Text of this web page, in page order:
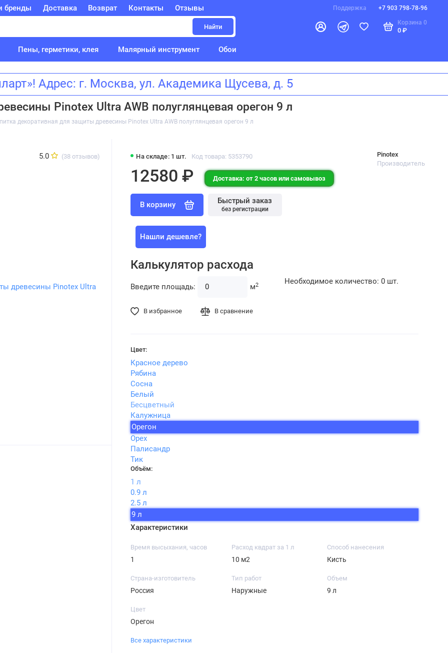
бренды Доставка Возврат Контакты Отзывы Поддержка +7 903 798-78-96
Найти
Корзина 0
0 ₽
Пены, герметики, клея Малярный инструмент Обои
Адрес: г. Москва, ул. Академика Щусева, д. 5
Pinotex Ultra AWB полуглянцевая орегон 9 л
декоративная для защиты древесины Pinotex Ultra AWB полуглянцевая орегон 9 л
5.0 (38 отзывов) На складе: 1 шт. Код товара: 5353790
Pinotex
Производитель
12580 ₽ Доставка: от 2 часов или самовывоз
В корзину Быстрый заказ
без регистрации
Нашли дешевле?
Калькулятор расхода
Введите площадь: м2 Необходимое количество: 0шт.
В избранное В сравнение
Цвет:
Красное дерево
Рябина
Сосна
Белый
Бесцветный
Калужница
Орегон
Орех
Палисандр
Тик
Объём:
1 л
0.9 л
2.5 л
9 л
Характеристики
Время высыхания, часов
1
Расход квдрат за 1 л
10 м2
Способ нанесения
Кисть
Страна-изготовитель
Россия
Тип работ
Наружные
Объем
9 л
Цвет
Орегон
Все характеристики